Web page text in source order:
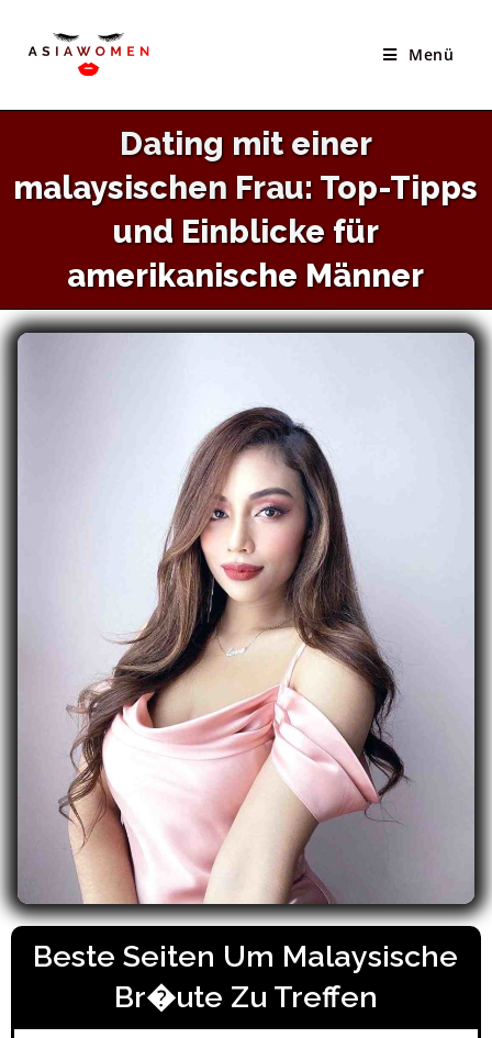
Menü
Dating mit einer
malaysischen Frau: Top-Tipps
und Einblicke für
amerikanische Männer
Beste Seiten Um Malaysische
Br�ute Zu Treffen